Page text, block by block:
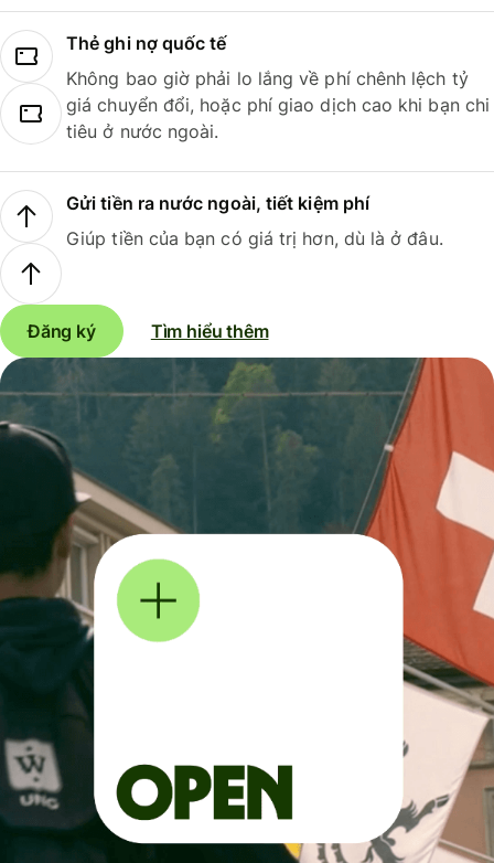
Thẻ ghi nợ quốc tế
Không bao giờ phải lo lắng về phí chênh lệch tỷ
giá chuyển đổi, hoặc phí giao dịch cao khi bạn chi
tiêu ở nước ngoài.
Gửi tiền ra nước ngoài, tiết kiệm phí
Giúp tiền của bạn có giá trị hơn, dù là ở đâu.
Đăng ký Tìm hiểu thêm